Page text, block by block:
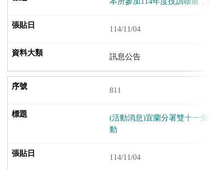
114/11/04
訊息公告
811
(活動消息)宜蘭分署雙十一免
動
114/11/04